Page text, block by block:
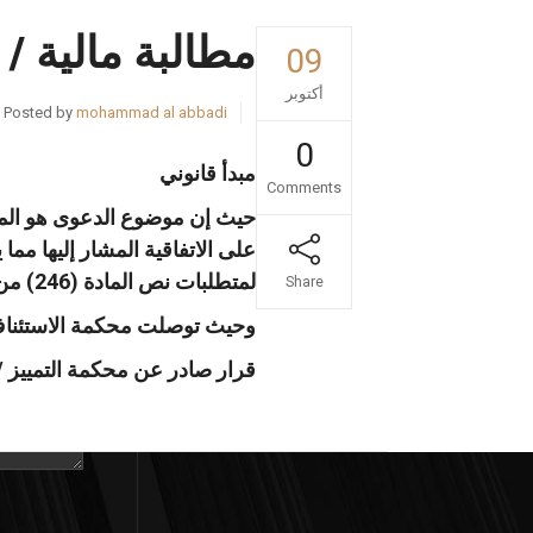
09
أكتوبر
0
Comments
Share
مطالبة مالية
Posted by mohammad al abbadi
مبدأ قانوني
على الاتفاقية المشار إليها
لمتطلبات نص المادة (246) من لقانون المدني.
وحيث توصلت محكمة الاستئناف
قرار صادر عن محكمة التمييز / الهيئة
تواصل